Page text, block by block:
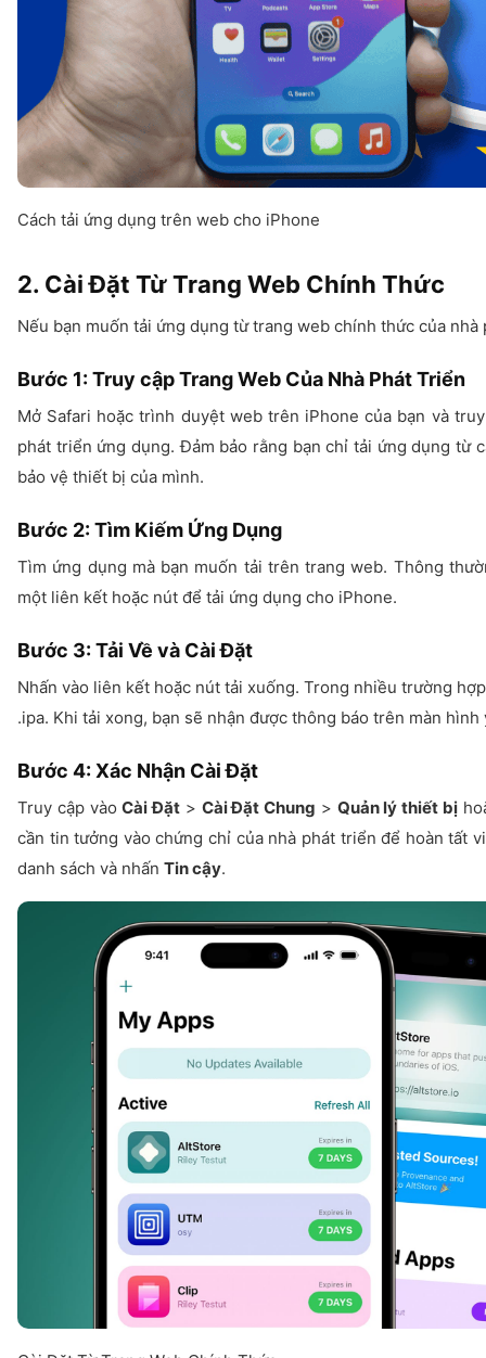
Cách tải ứng dụng trên web cho iPhone
2. Cài Đặt Từ Trang Web Chính Thức
Nếu bạn muốn tải ứng dụng từ trang web chính thức của
Bước 1: Truy cập Trang Web Của Nhà Phát Triển
Mở Safari hoặc trình duyệt web trên iPhone của bạn và
phát triển ứng dụng. Đảm bảo rằng bạn chỉ tải ứng dụng từ
bảo vệ thiết bị của mình.
Bước 2: Tìm Kiếm Ứng Dụng
Tìm ứng dụng mà bạn muốn tải trên trang web. Thông
một liên kết hoặc nút để tải ứng dụng cho iPhone.
Bước 3: Tải Về và Cài Đặt
Nhấn vào liên kết hoặc nút tải xuống. Trong nhiều trường
.ipa. Khi tải xong, bạn sẽ nhận được thông báo trên màn
Bước 4: Xác Nhận Cài Đặt
Truy cập vàoCài Đặt > Cài Đặt Chung > Quản lý thiết bị
cần tin tưởng vào chứng chỉ của nhà phát triển để hoàn tất
danh sách và nhấn Tin cậy.